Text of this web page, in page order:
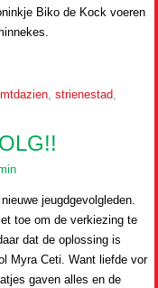
Biko de Kock voeren
,strienestad
jeugdgevolgleden.
toe om de verkiezing te
dat de oplossing is
Myra Ceti. Want liefde vor
gaven alles en de